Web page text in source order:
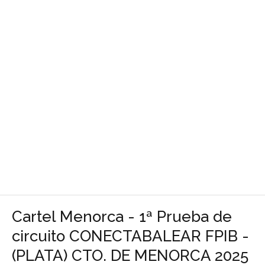
Cartel Menorca - 1ª Prueba de
circuito CONECTABALEAR FPIB -
(PLATA) CTO. DE MENORCA 2025